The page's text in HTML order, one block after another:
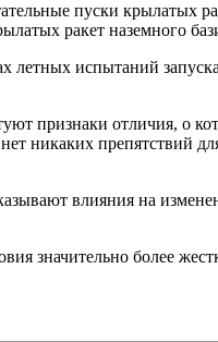
пуски крылатых
ракет наземного
летных испытаний
признаки отличия, о
никаких препятствий
влияния на
значительно более